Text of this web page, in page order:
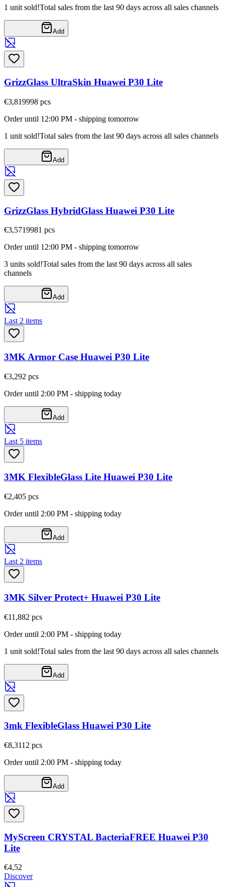
1 unit sold!Total sales from the last 90 days across all sales channels
Add
GrizzGlass UltraSkin Huawei P30 Lite
€3,819998 pcs
Order until 12:00 PM - shipping tomorrow
1 unit sold!Total sales from the last 90 days across all sales channels
Add
GrizzGlass HybridGlass Huawei P30 Lite
€3,5719981 pcs
Order until 12:00 PM - shipping tomorrow
3 units sold!Total sales from the last 90 days across all sales
channels
Add
Last 2 items
3MK Armor Case Huawei P30 Lite
€3,292 pcs
Order until 2:00 PM - shipping today
Add
Last 5 items
3MK FlexibleGlass Lite Huawei P30 Lite
€2,405 pcs
Order until 2:00 PM - shipping today
Add
Last 2 items
3MK Silver Protect+ Huawei P30 Lite
€11,882 pcs
Order until 2:00 PM - shipping today
1 unit sold!Total sales from the last 90 days across all sales channels
Add
3mk FlexibleGlass Huawei P30 Lite
€8,3112 pcs
Order until 2:00 PM - shipping today
Add
MyScreen CRYSTAL BacteriaFREE Huawei P30
Lite
€4,52
Discover